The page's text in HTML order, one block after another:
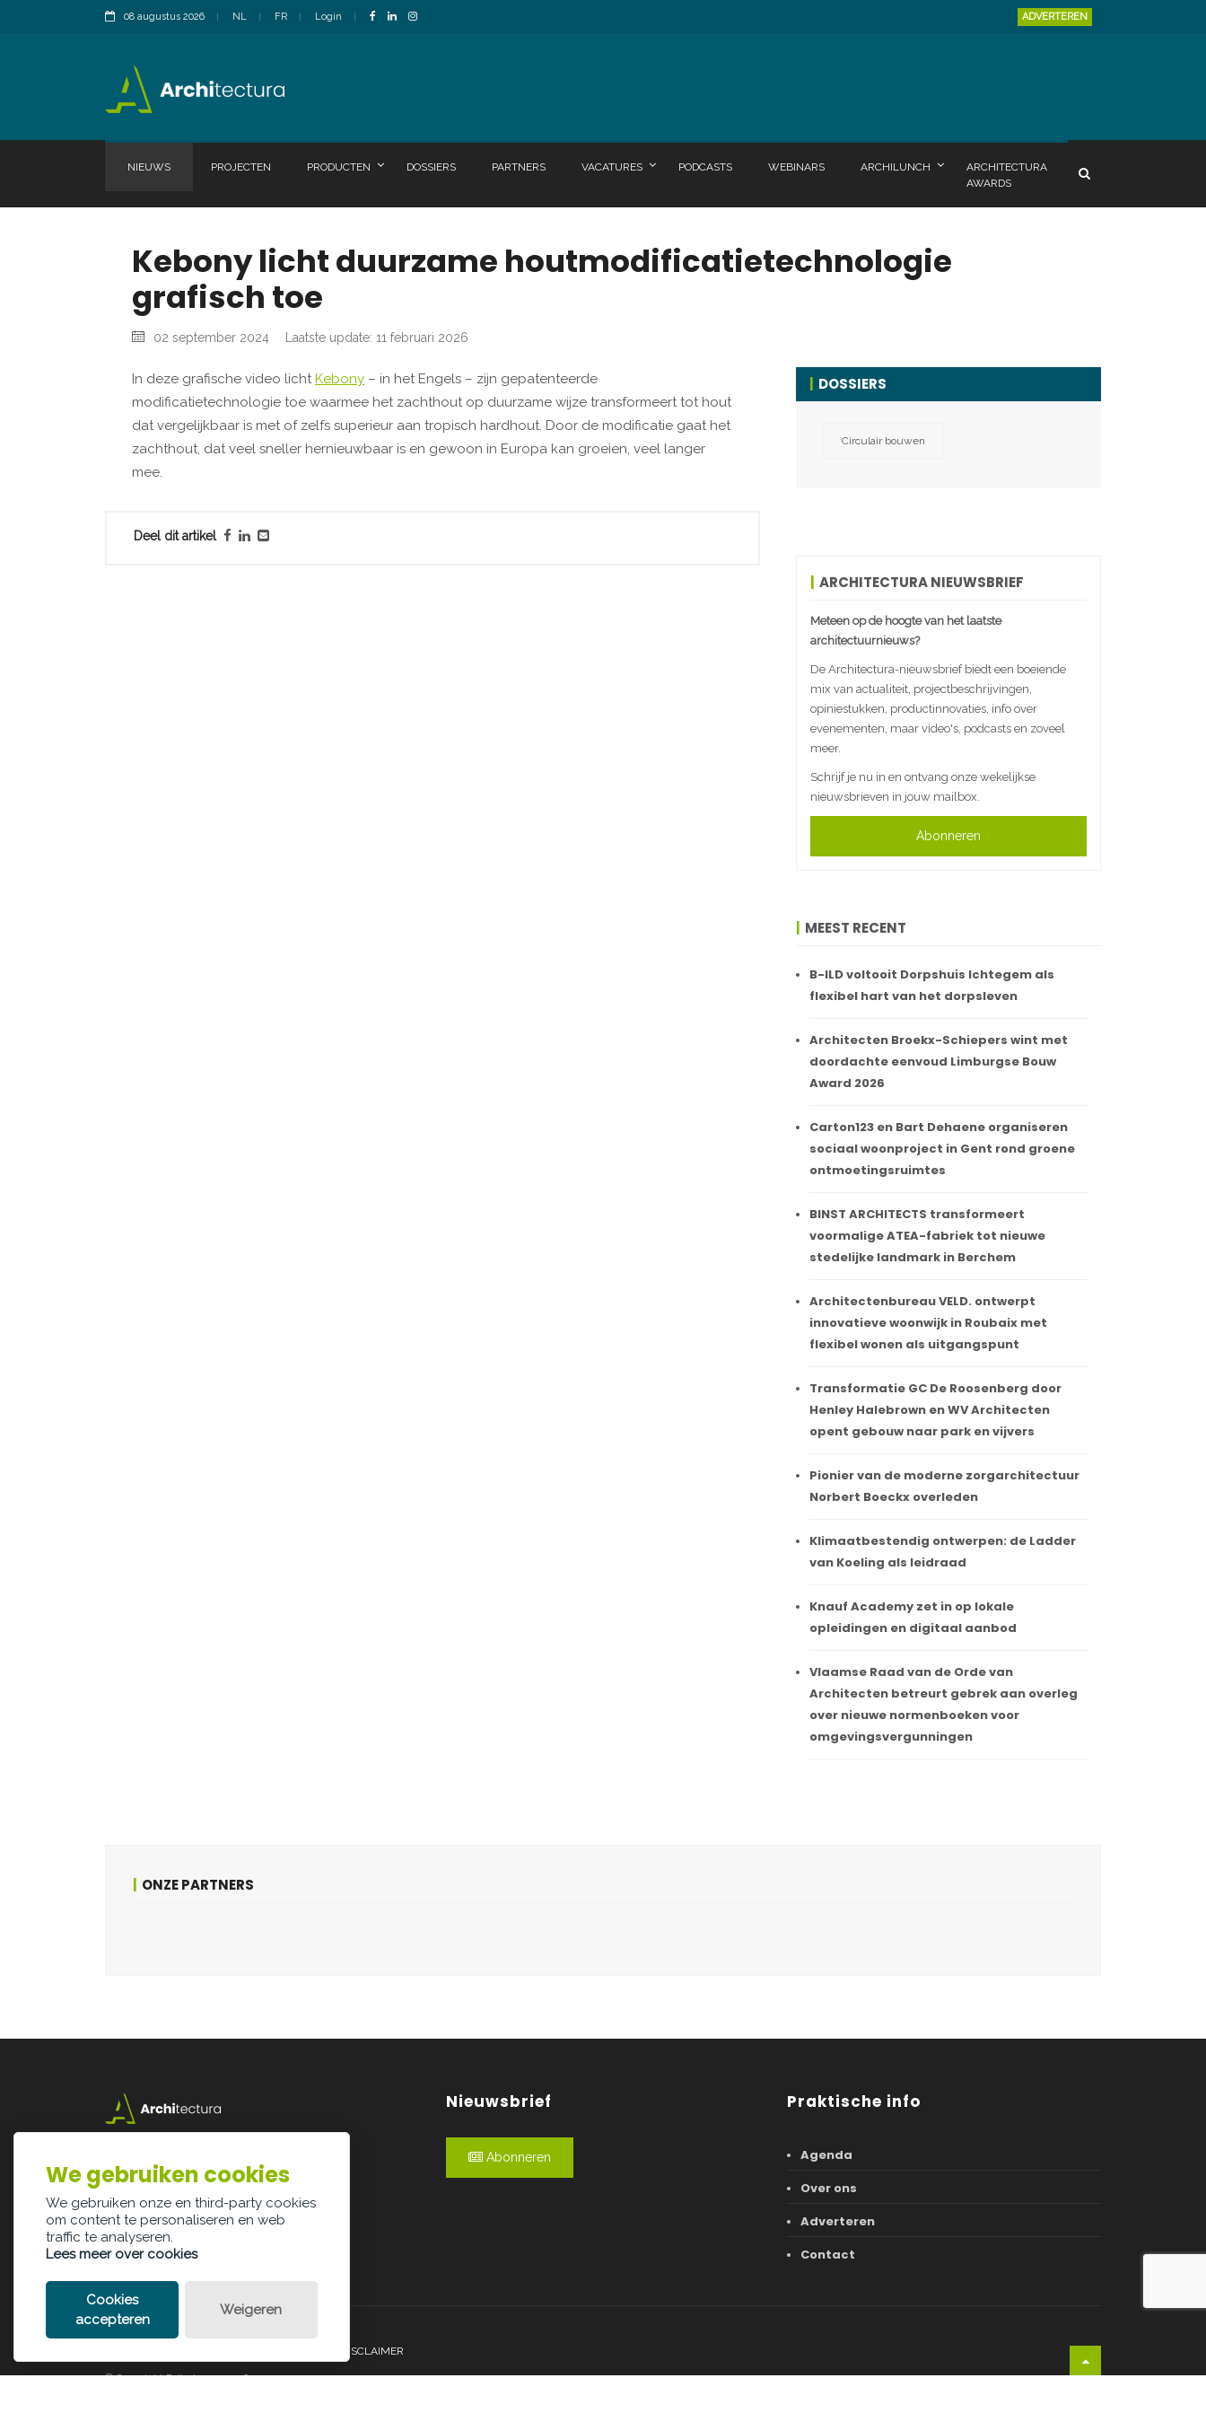
08 augustus 2026 NL FR Login ADVERTEREN
NIEUWS PROJECTEN PRODUCTEN DOSSIERS PARTNERS VACATURES PODCASTS WEBINARS ARCHILUNCH
ARCHITECTURA
AWARDS
Kebony licht duurzame houtmodificatietechnologie
grafisch toe
02 september 2024 Laatste update: 11 februari 2026
In deze grafische video licht Kebony – in het Engels – zijn gepatenteerde
modificatietechnologie toe waarmee het zachthout op duurzame wijze transformeert tot hout
dat vergelijkbaar is met of zelfs superieur aan tropisch hardhout. Door de modificatie gaat het
zachthout, dat veel sneller hernieuwbaar is en gewoon in Europa kan groeien, veel langer
mee.
Deel dit artikel
DOSSIERS
Circulair bouwen
ARCHITECTURA NIEUWSBRIEF
Meteen op de hoogte van het laatste
architectuurnieuws?
De Architectura-nieuwsbrief biedt een boeiende
mix van actualiteit, projectbeschrijvingen,
opiniestukken, productinnovaties, info over
evenementen, maar video's, podcasts en zoveel
meer.
Schrijf je nu in en ontvang onze wekelijkse
nieuwsbrieven in jouw mailbox.
Abonneren
MEEST RECENT
B-ILD voltooit Dorpshuis Ichtegem als
flexibel hart van het dorpsleven
Architecten Broekx-Schiepers wint met
doordachte eenvoud Limburgse Bouw
Award 2026
Carton123 en Bart Dehaene organiseren
sociaal woonproject in Gent rond groene
ontmoetingsruimtes
BINST ARCHITECTS transformeert
voormalige ATEA-fabriek tot nieuwe
stedelijke landmark in Berchem
Architectenbureau VELD. ontwerpt
innovatieve woonwijk in Roubaix met
flexibel wonen als uitgangspunt
Transformatie GC De Roosenberg door
Henley Halebrown en WV Architecten
opent gebouw naar park en vijvers
Pionier van de moderne zorgarchitectuur
Norbert Boeckx overleden
Klimaatbestendig ontwerpen: de Ladder
van Koeling als leidraad
Knauf Academy zet in op lokale
opleidingen en digitaal aanbod
Vlaamse Raad van de Orde van
Architecten betreurt gebrek aan overleg
over nieuwe normenboeken voor
omgevingsvergunningen
ONZE PARTNERS
3500 Hasselt
info@architectura.be
Nieuwsbrief
Abonneren
Praktische info
Agenda
Over ons
Adverteren
Contact
LEGAL DISCLAIMER
© Copyright Palindroom 2026
We gebruiken cookies
We gebruiken onze en third-party cookies
om content te personaliseren en web
traffic te analyseren.
Lees meer over cookies
Cookies
accepteren
Weigeren